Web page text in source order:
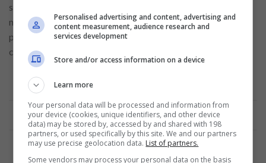
sua pontuação. Manter os pagamentos em dia, não atrasar
nenhuma fatura e utilizar apenas uma parte do limite são
práticas que auxiliam na construção de um bom score de
crédito ao longo do tempo.
Personalised advertising and content, advertising and
content measurement, audience research and
services development
Store and/or access information on a device
Learn more
Your personal data will be processed and information from
your device (cookies, unique identifiers, and other device
data) may be stored by, accessed by and shared with 198
partners, or used specifically by this site. We and our partners
may use precise geolocation data. List of partners.
Some vendors may process your personal data on the basis